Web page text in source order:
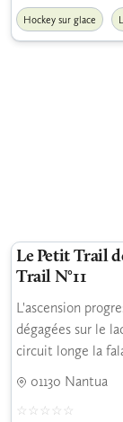
Hockey sur glace
Le Petit Trail
Trail N°11
L'ascension
dégagées sur le
circuit longe la
01130 Nantua